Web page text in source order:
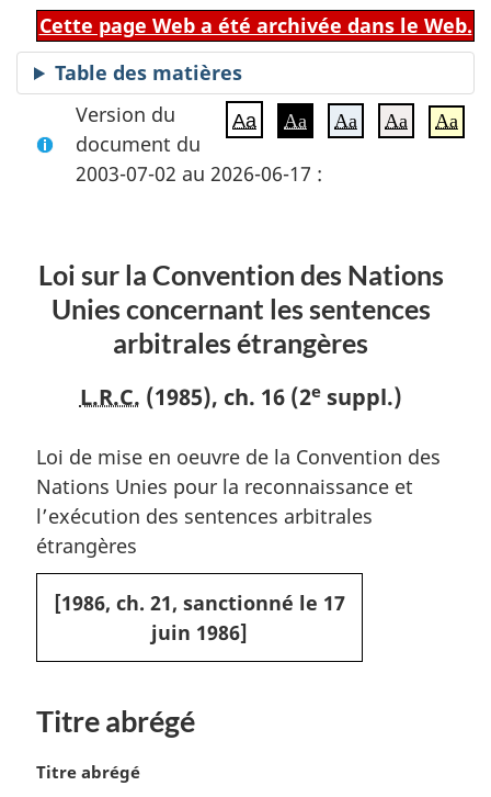
Cette page Web a été archivée dans le Web.
Table des matières
Aa Aa Aa Aa Aa
Version du
document du
2003-07-02 au 2026-06-17 :
Loi sur la Convention des Nations
Unies concernant les sentences
arbitrales étrangères
L.R.C. (1985), ch. 16 (2esuppl.)
Loi de mise en oeuvre de la Convention des
Nations Unies pour la reconnaissance et
l’exécution des sentences arbitrales
étrangères
[1986, ch. 21, sanctionné le 17
juin 1986]
Titre abrégé
N
Titre abrégé